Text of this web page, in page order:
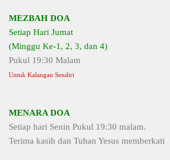
MEZBAH DOA
Setiap Hari Jumat
(Minggu Ke-1, 2, 3, dan 4)
Pukul 19:30 Malam
Untuk Kalangan Sendiri
MENARA DOA
Setiap hari Senin Pukul 19:30 malam.
Terima kasih dan Tuhan Yesus memberkati